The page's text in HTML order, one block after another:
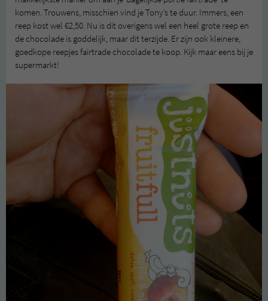
komen. Trouwens, misschien vind je Tony’s te duur. Immers, een
reep kost wel €2,50. Nu is dit overigens wel een heel grote reep en
de chocolade is goddelijk, maar dit terzijde. Er zijn ook kleinere,
goedkope reepjes fairtrade chocolade te koop. Kijk maar eens bij je
supermarkt!